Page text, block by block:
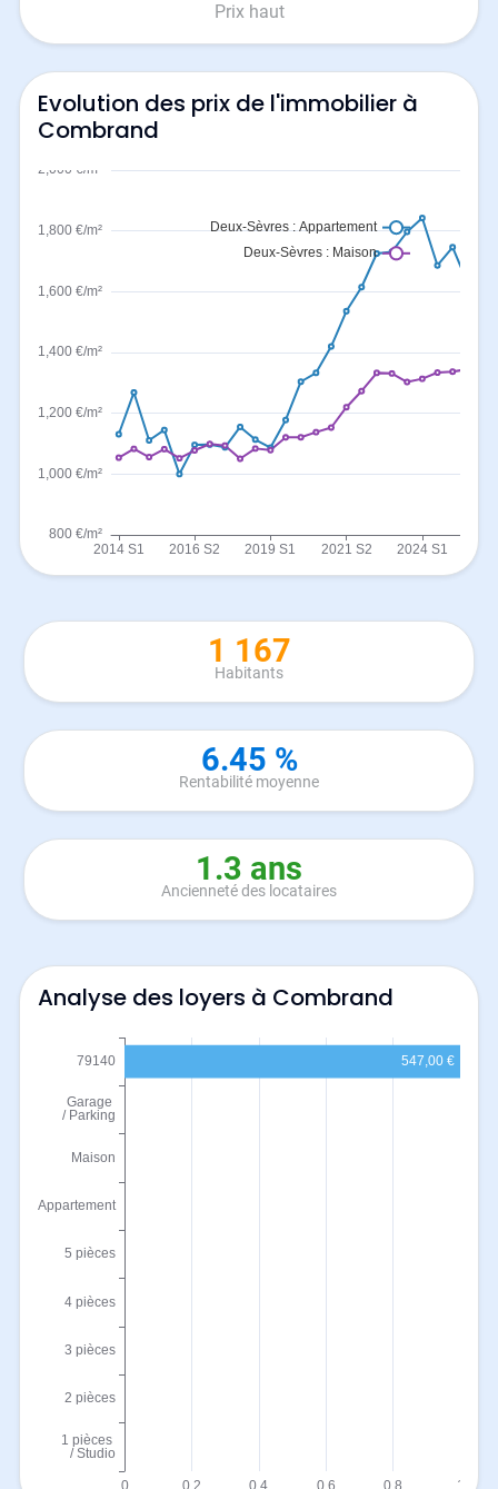
Prix haut
Evolution des prix de l'immobilier à
Combrand
1 167
Habitants
6.45 %
Rentabilité moyenne
1.3 ans
Ancienneté des locataires
Analyse des loyers à Combrand